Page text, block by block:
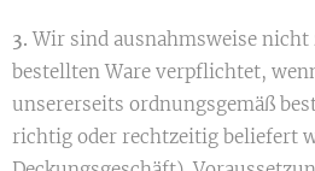
3. Wir sind ausnahmsweise
bestellten Ware verpflichtet,
unsererseits ordnungsgemäß
richtig oder rechtzeitig beliefert